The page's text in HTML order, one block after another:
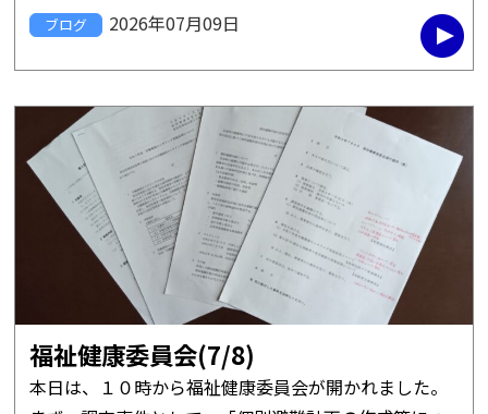
か、配布は大苦戦。 息子の同級生の親たちがかろうじ
て取ってくれた程度でし […]
ブログ 2026年07月09日
福祉健康委員会(7/8)
本日は、１０時から福祉健康委員会が開かれました。